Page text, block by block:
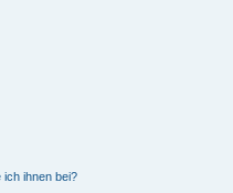
ich ihnen bei?